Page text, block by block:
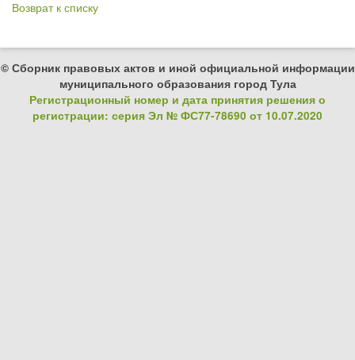
Возврат к списку
© Сборник правовых актов и иной официальной информации
муниципального образования город Тула
Регистрационный номер и дата принятия решения о
регистрации: серия Эл № ФС77-78690 от 10.07.2020